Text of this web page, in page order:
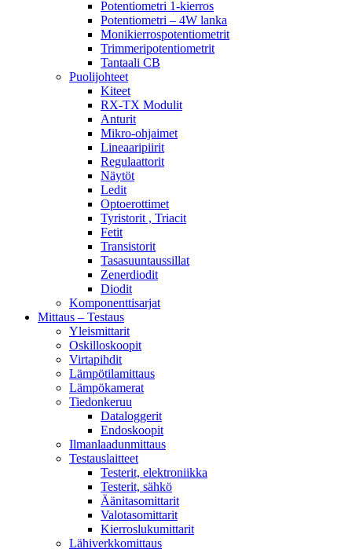
Potentiometri 1-kierros
Potentiometri – 4W lanka
Monikierrospotentiometrit
Trimmeripotentiometrit
Tantaali CB
Puolijohteet
Kiteet
RX-TX Modulit
Anturit
Mikro-ohjaimet
Lineaaripiirit
Regulaattorit
Näytöt
Ledit
Optoerottimet
Tyristorit , Triacit
Fetit
Transistorit
Tasasuuntaussillat
Zenerdiodit
Diodit
Komponenttisarjat
Mittaus – Testaus
Yleismittarit
Oskilloskoopit
Virtapihdit
Lämpötilamittaus
Lämpökamerat
Tiedonkeruu
Dataloggerit
Endoskoopit
Ilmanlaadunmittaus
Testauslaitteet
Testerit, elektroniikka
Testerit, sähkö
Äänitasomittarit
Valotasomittarit
Kierroslukumittarit
Lähiverkkomittaus